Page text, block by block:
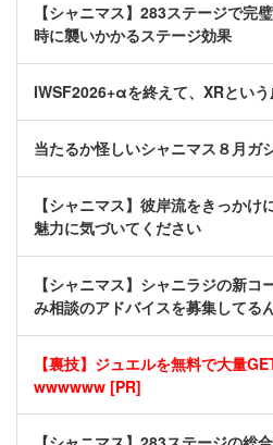
【シャニマス】283ステージで完
時に襲いかかるステージ効果
IWSF2026+αを終えて、XRとい
当たるか怪しいシャニマス８月ガ
【シャニマス】彼岸流をきっか
魅力に気づいてください
【シャニマス】シャニラジの新
み相談のアドバイスを募集してる
【裏技】ジュエルを無料で大量
wwwwww [PR]